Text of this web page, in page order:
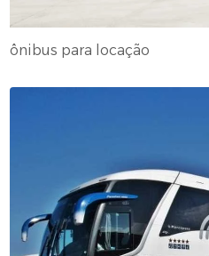
ônibus para locação